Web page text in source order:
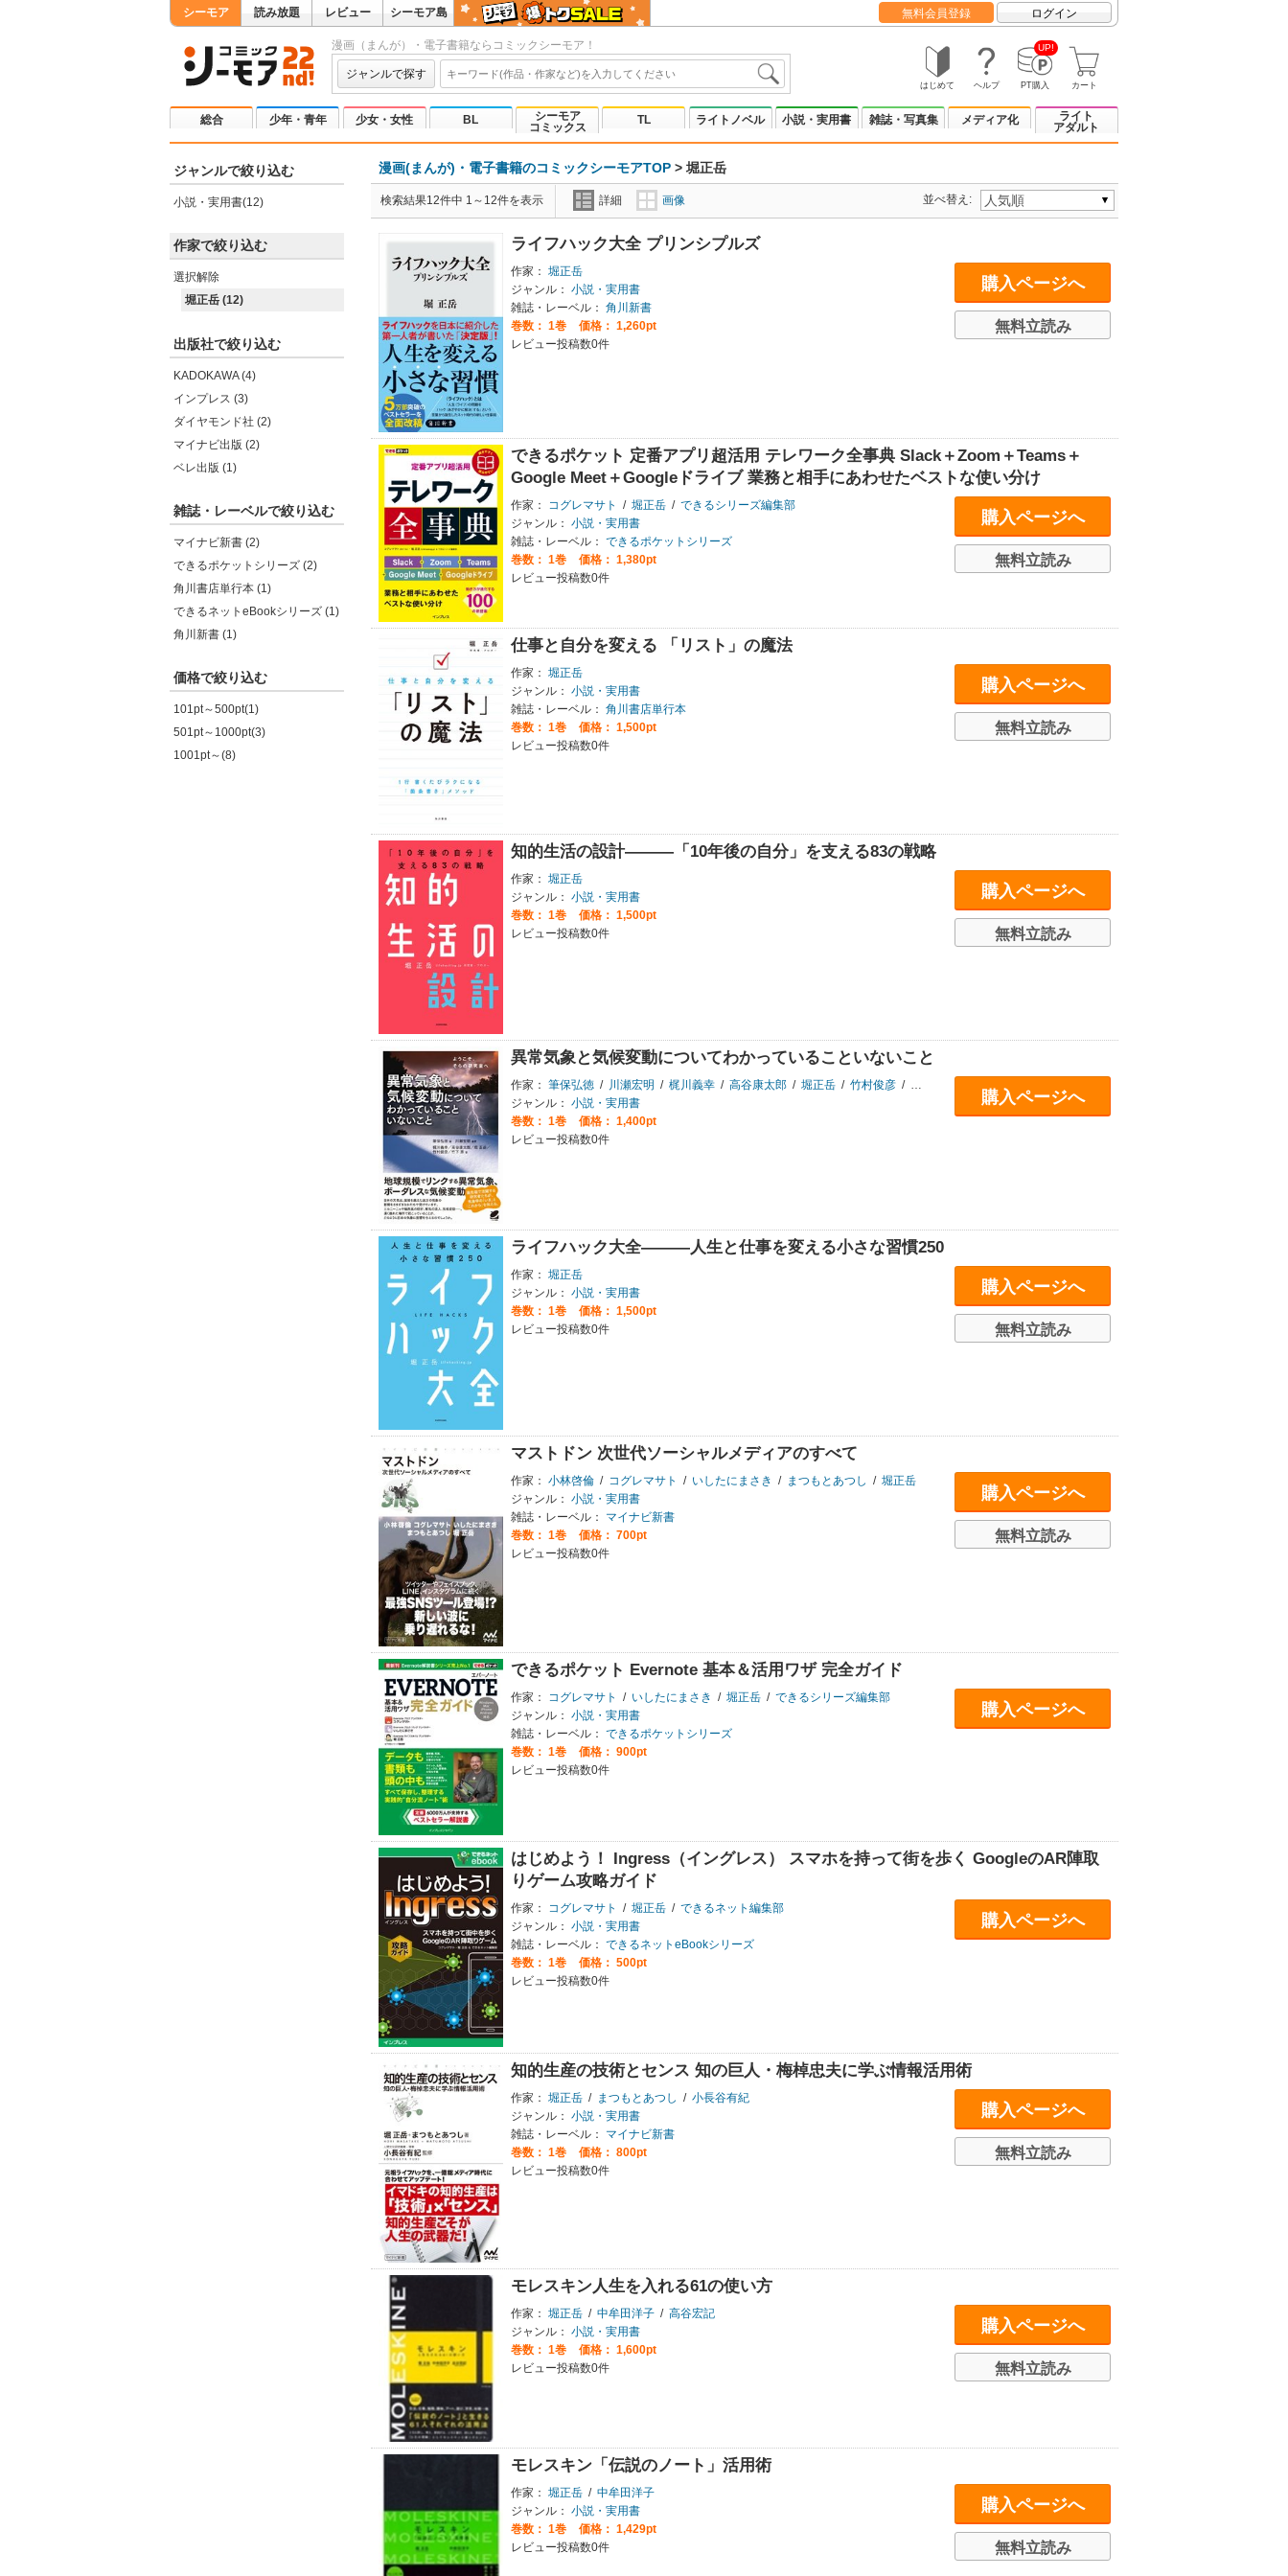
シーモア 読み放題 レビュー シーモア島 無料会員登録 ログイン
漫画（まんが）・電子書籍ならコミックシーモア！
ジャンルで探す
はじめて ヘルプ
UP!
PT購入 カート
総合 少年・青年 少女・女性 BL
シーモア
コミックス
TL ライトノベル 小説・実用書 雑誌・写真集 メディア化
ライト
アダルト
ジャンルで絞り込む
小説・実用書(12)
作家で絞り込む
選択解除
堀正岳 (12)
出版社で絞り込む
KADOKAWA (4)
インプレス (3)
ダイヤモンド社 (2)
マイナビ出版 (2)
ベレ出版 (1)
雑誌・レーベルで絞り込む
マイナビ新書 (2)
できるポケットシリーズ (2)
角川書店単行本 (1)
できるネットeBookシリーズ (1)
角川新書 (1)
価格で絞り込む
101pt～500pt(1)
501pt～1000pt(3)
1001pt～(8)
漫画(まんが)・電子書籍のコミックシーモアTOP > 堀正岳
検索結果12件中 1～12件を表示 詳細 画像 並べ替え:
ライフハック大全 プリンシプルズ
作家： 堀正岳
ジャンル： 小説・実用書
雑誌・レーベル： 角川新書
巻数： 1巻
価格： 1,260pt
レビュー投稿数0件
購入ページへ
無料立読み
できるポケット 定番アプリ超活用 テレワーク全事典 Slack＋Zoom＋Teams＋
Google Meet＋Googleドライブ 業務と相手にあわせたベストな使い分け
作家： コグレマサト / 堀正岳 / できるシリーズ編集部
ジャンル： 小説・実用書
雑誌・レーベル： できるポケットシリーズ
巻数： 1巻
価格： 1,380pt
レビュー投稿数0件
購入ページへ
無料立読み
仕事と自分を変える 「リスト」の魔法
作家： 堀正岳
ジャンル： 小説・実用書
雑誌・レーベル： 角川書店単行本
巻数： 1巻
価格： 1,500pt
レビュー投稿数0件
購入ページへ
無料立読み
知的生活の設計―――「10年後の自分」を支える83の戦略
作家： 堀正岳
ジャンル： 小説・実用書
巻数： 1巻
価格： 1,500pt
レビュー投稿数0件
購入ページへ
無料立読み
異常気象と気候変動についてわかっていることいないこと
作家： 筆保弘徳 / 川瀬宏明 / 梶川義幸 / 高谷康太郎 / 堀正岳 / 竹村俊彦 / 竹下秀
ジャンル： 小説・実用書
巻数： 1巻
価格： 1,400pt
レビュー投稿数0件
購入ページへ
ライフハック大全―――人生と仕事を変える小さな習慣250
作家： 堀正岳
ジャンル： 小説・実用書
巻数： 1巻
価格： 1,500pt
レビュー投稿数0件
購入ページへ
無料立読み
マストドン 次世代ソーシャルメディアのすべて
作家： 小林啓倫 / コグレマサト / いしたにまさき / まつもとあつし / 堀正岳
ジャンル： 小説・実用書
雑誌・レーベル：
マイナビ新書
巻数： 1巻
価格： 700pt
レビュー投稿数0件
購入ページへ
無料立読み
できるポケット Evernote 基本＆活用ワザ 完全ガイド
作家： コグレマサト / いしたにまさき / 堀正岳 / できるシリーズ編集部
ジャンル： 小説・実用書
雑誌・レーベル： できるポケットシリーズ
巻数： 1巻
価格： 900pt
レビュー投稿数0件
購入ページへ
はじめよう！ Ingress（イングレス） スマホを持って街を歩く GoogleのAR陣取
りゲーム攻略ガイド
作家： コグレマサト / 堀正岳 / できるネット編集部
ジャンル： 小説・実用書
雑誌・レーベル： できるネットeBookシリーズ
巻数： 1巻
価格： 500pt
レビュー投稿数0件
購入ページへ
知的生産の技術とセンス 知の巨人・梅棹忠夫に学ぶ情報活用術
作家： 堀正岳 / まつもとあつし / 小長谷有紀
ジャンル： 小説・実用書
雑誌・レーベル：
マイナビ新書
巻数： 1巻
価格： 800pt
レビュー投稿数0件
購入ページへ
無料立読み
モレスキン人生を入れる61の使い方
作家： 堀正岳 / 中牟田洋子 / 高谷宏記
ジャンル： 小説・実用書
巻数： 1巻
価格： 1,600pt
レビュー投稿数0件
購入ページへ
無料立読み
モレスキン「伝説のノート」活用術
作家： 堀正岳 / 中牟田洋子
ジャンル： 小説・実用書
巻数： 1巻
価格： 1,429pt
レビュー投稿数0件
購入ページへ
無料立読み